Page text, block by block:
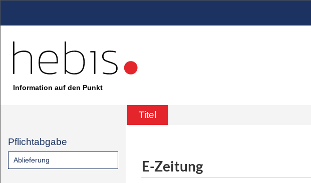
Information auf den Punkt
Titel
Pflichtabgabe
Ablieferung E-Zeitung